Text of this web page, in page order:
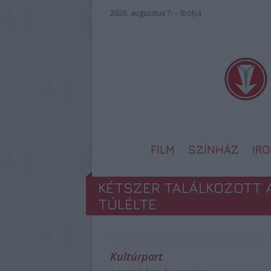
2026. augusztus 7. – Ibolya
FILM SZÍNHÁZ
KÉTSZER TALÁLKOZOTT
TÚLÉLTE
Kultúrpart